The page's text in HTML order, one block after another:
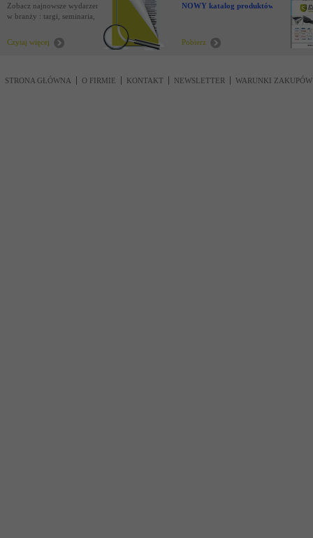
Zobacz najnowsze wydarzenia
w branży : targi, seminaria,
Czytaj więcej
NOWY katalog produktów !
Pobierz
STRONA GŁÓWNA O FIRMIE KONTAKT NEWSLETTER WARUNKI ZAKUPÓW